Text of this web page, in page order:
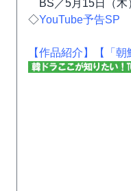
BS／5月15日（木
◇YouTube予告SP
【作品紹介】 【「